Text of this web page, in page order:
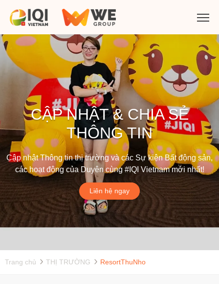
CẬP NHẬT & CHIA SẺ
THÔNG TIN
Cập nhật Thông tin thị trường và các Sự kiện Bất động sản,
các hoạt động của Duyên cùng #IQI Vietnam mới nhất!
Liên hệ ngay
Trang chủ THỊ TRƯỜNG ResortThuNho